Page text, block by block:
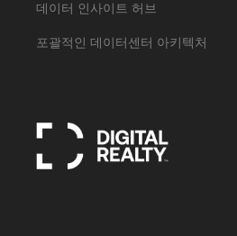
데이터 인사이트 허브
포괄적인 데이터센터 아키텍처